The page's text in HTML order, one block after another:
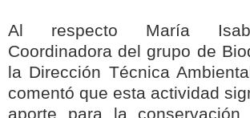
Al respecto María
Coordinadora del grupo de
la Dirección Técnica
comentó que esta actividad